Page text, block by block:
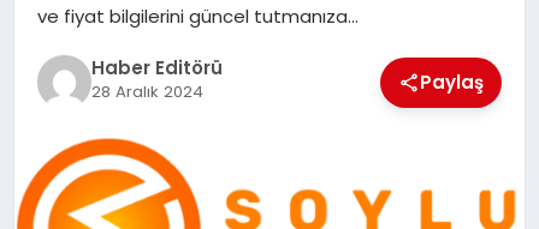
YAŞAM
ve fiyat bilgilerini güncel tutmanıza…
Haber Editörü
28 Aralık 2024 Paylaş